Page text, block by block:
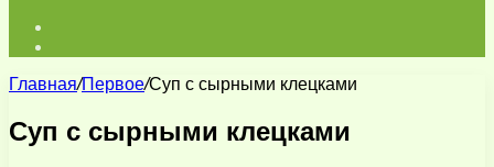
Главная/Первое/Суп с сырными клецками
Суп с сырными клецками